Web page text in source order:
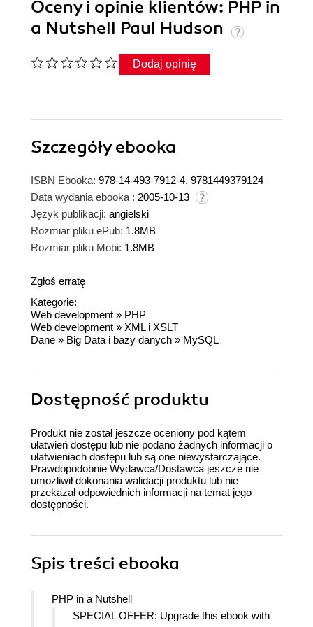
Oceny i opinie klientów: PHP in
a Nutshell Paul Hudson
Dodaj opinię
Szczegółyebooka
ISBN Ebooka: 978-14-493-7912-4, 9781449379124
Data wydania ebooka : 2005-10-13
Język publikacji: angielski
Rozmiar pliku ePub: 1.8MB
Rozmiar pliku Mobi: 1.8MB
Zgłoś erratę
Kategorie:
Web development » PHP
Web development » XML i XSLT
Dane » Big Data i bazy danych » MySQL
Dostępność produktu
Produkt nie został jeszcze oceniony pod kątem
ułatwień dostępu lub nie podano żadnych informacji o
ułatwieniach dostępu lub są one niewystarczające.
Prawdopodobnie Wydawca/Dostawca jeszcze nie
umożliwił dokonania walidacji produktu lub nie
przekazał odpowiednich informacji na temat jego
dostępności.
Spis treści ebooka
PHP in a Nutshell
SPECIAL OFFER: Upgrade this ebook with